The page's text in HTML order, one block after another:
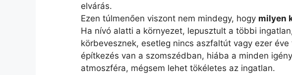
elvárás.
Ezen túlmenően viszont nem mindegy, hogy milyen
Ha nívó alatti a környezet, lepusztult a többi
körbevesznek, esetleg nincs aszfaltút vagy ezer
építkezés van a szomszédban, hiába a minden
atmoszféra, mégsem lehet tökéletes az ingatlan.